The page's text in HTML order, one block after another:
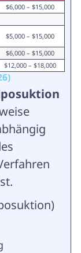
$6,000 – $15,000
$5,000 – $15,000
$6,000 – $15,000
$12,000 – $18,000